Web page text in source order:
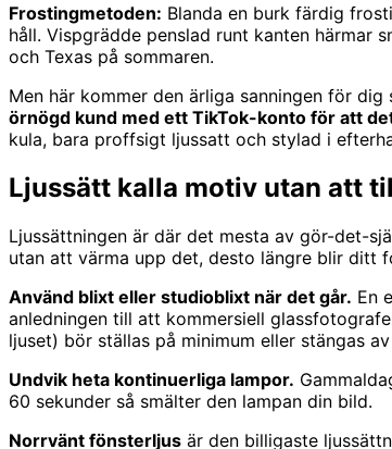
Frostingmetoden: Blanda en burk färdig
håll. Vispgrädde penslad runt kanten härmar
och Texas på sommaren.
Men här kommer den ärliga sanningen för
örnögd kund med ett TikTok-konto för att
kula, bara proffsigt ljussatt och stylad i
Ljussätt kalla motiv utan att
Ljussättningen är där det mesta av gör-det-
utan att värma upp det, desto längre blir ditt
Använd blixt eller studioblixt när det går. En
anledningen till att kommersiell
ljuset) bör ställas på minimum eller stängas
Undvik heta kontinuerliga lampor.
60 sekunder så smälter den lampan din bild.
Norrvänt fönsterljus är den billigaste